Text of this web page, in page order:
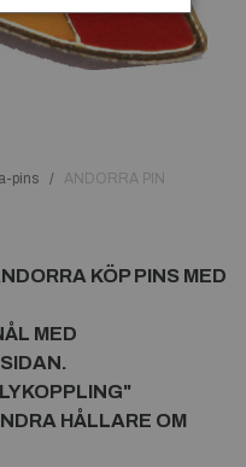
pins ANDORRA PIN
KÖP PINS MED
MED
HÅLLARE OM